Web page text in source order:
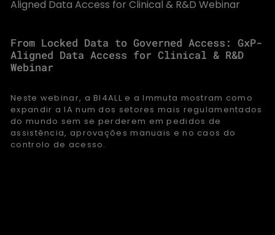
From Locked Data to Governed Access: GxP-
Aligned Data Access for Clinical & R&D
Webinar
Neste webinar, a BI4ALL e a Immuta mostram como
expandir a IA num dos setores mais regulamentados
do mundo sem se perderem em pedidos de
assistência, aprovações manuais e no caos do
controlo de acesso.